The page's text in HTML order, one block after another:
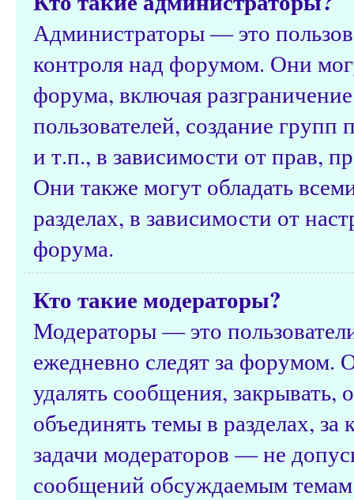
Администраторы — это
контроля над форумом. Они
форума, включая
пользователей, создание групп
и т.п., в зависимости от прав,
Они также могут обладать
разделах, в зависимости от
форума.
Кто такие модераторы?
Модераторы — это
ежедневно следят за форумом.
удалять сообщения, закрывать,
объединять темы в разделах,
задачи модераторов — не
сообщений обсуждаемым